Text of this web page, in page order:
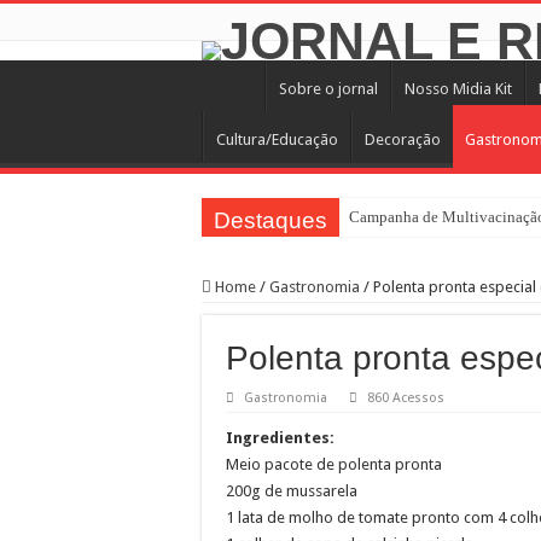
Sobre o jornal Nosso Midia Kit
Cultura/Educação Decoração
Destaques Campanha de
Pedal de Ativação da Trilha
2ª Reunião Ordinária do
12 plataformas de apoio à
9ª Semana Municipal da
Home / Gastronomia / Polenta pronta
Polenta pronta
Gastronomia 860 Acessos
Ingredientes:
Meio pacote de polenta pronta
200g de mussarela
1 lata de molho de tomate pronto com 4